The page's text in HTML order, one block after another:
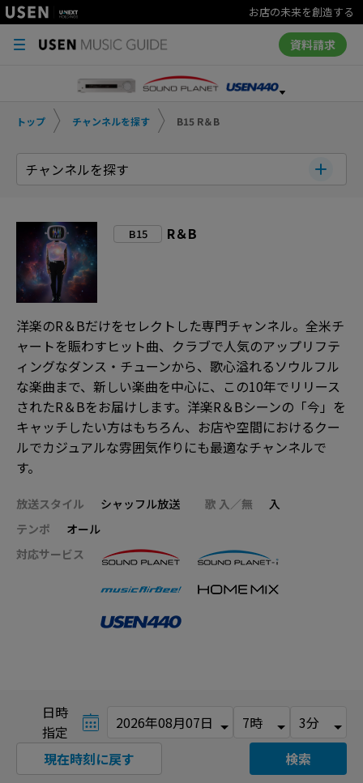
お店の未来を創造する
資料請求
トップ チャンネルを探す B15 R＆B
チャンネルを探す
B15 R＆B
洋楽のR＆Bだけをセレクトした専門チャンネル。全米チ
ャートを賑わすヒット曲、クラブで人気のアップリフテ
ィングなダンス・チューンから、歌心溢れるソウルフル
な楽曲まで、新しい楽曲を中心に、この10年でリリース
されたR＆Bをお届けします。洋楽R＆Bシーンの「今」を
キャッチしたい方はもちろん、お店や空間におけるクー
ルでカジュアルな雰囲気作りにも最適なチャンネルで
す。
放送スタイル シャッフル放送 歌 入／無
入
テンポ
オール
対応サービス
日時
指定
検索
現在時刻に戻す